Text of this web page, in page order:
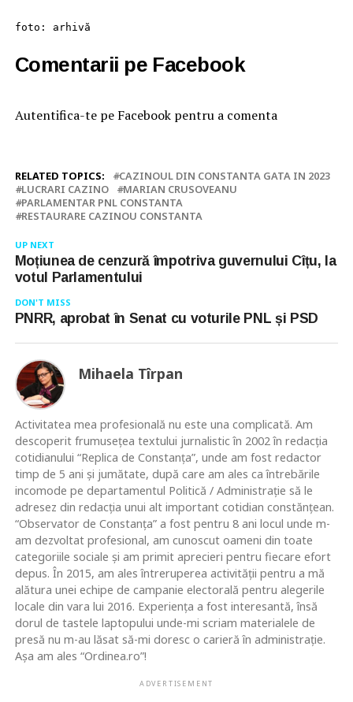
foto: arhivă
Comentarii pe Facebook
Autentifica-te pe Facebook pentru a comenta
RELATED TOPICS:
CAZINOUL DIN CONSTANTA GATA IN 2023
LUCRARI CAZINO
MARIAN CRUSOVEANU
PARLAMENTAR PNL CONSTANTA
RESTAURARE CAZINOU CONSTANTA
UP NEXT
Moțiunea de cenzură împotriva guvernului Cîțu, la
votul Parlamentului
DON'T MISS
PNRR, aprobat în Senat cu voturile PNL și PSD
Mihaela Tîrpan
Activitatea mea profesională nu este una complicată. Am
descoperit frumusețea textului jurnalistic în 2002 în redacția
cotidianului “Replica de Constanța”, unde am fost redactor
timp de 5 ani și jumătate, după care am ales ca întrebările
incomode pe departamentul Politică / Administrație să le
adresez din redacția unui alt important cotidian constănțean.
“Observator de Constanța” a fost pentru 8 ani locul unde m-
am dezvoltat profesional, am cunoscut oameni din toate
categoriile sociale și am primit aprecieri pentru fiecare efort
depus. În 2015, am ales întreruperea activității pentru a mă
alătura unei echipe de campanie electorală pentru alegerile
locale din vara lui 2016. Experiența a fost interesantă, însă
dorul de tastele laptopului unde-mi scriam materialele de
presă nu m-au lăsat să-mi doresc o carieră în administrație.
Așa am ales “Ordinea.ro”!
ADVERTISEMENT